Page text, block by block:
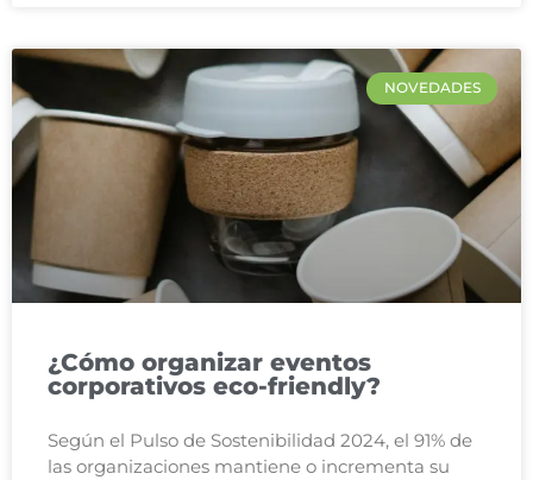
NOVEDADES
¿Cómo organizar eventos
corporativos eco-friendly?
Según el Pulso de Sostenibilidad 2024, el 91% de
las organizaciones mantiene o incrementa su